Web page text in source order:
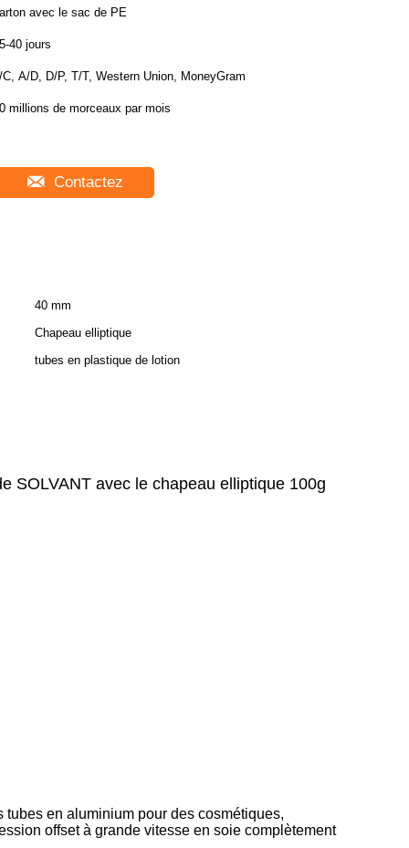
avec le sac de PE
40 jours
C, A/D, D/P, T/T, Western Union, MoneyGram
millions de morceaux par mois
Contactez
40 mm
Chapeau elliptique
tubes en plastique de lotion
SOLVANT avec le chapeau elliptique 100g
en aluminium pour des cosmétiques,
offset à grande vitesse en soie complètement